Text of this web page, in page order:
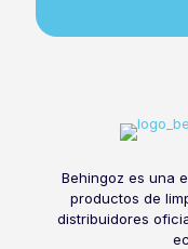
Behingoz es una
productos de
distribuidores